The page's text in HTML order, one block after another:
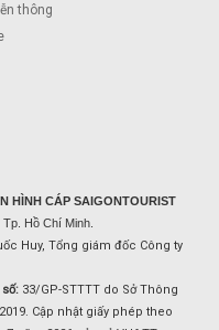
thông
HÌNH CÁP SAIGONTOURIST
Hồ Chí Minh.
Huy, Tổng giám đốc Công ty
33/GP-STTTT do Sở Thông
Cập nhật giấy phép theo